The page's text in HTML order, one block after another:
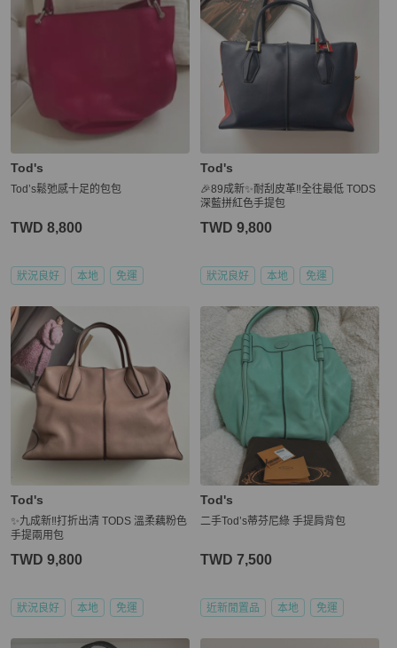
Tod's
Tod’s鬆弛感十足的包包
TWD 8,800
狀況良好 本地 免運
Tod's
🎉89成新✨耐刮皮革‼️全往最低 TODS
深藍拼紅色手提包
TWD 9,800
狀況良好 本地 免運
Tod's
✨九成新‼️打折出清 TODS 溫柔藕粉色
手提兩用包
TWD 9,800
狀況良好 本地 免運
Tod's
二手Tod’s蒂芬尼綠 手提肩背包
TWD 7,500
近新閒置品 本地 免運